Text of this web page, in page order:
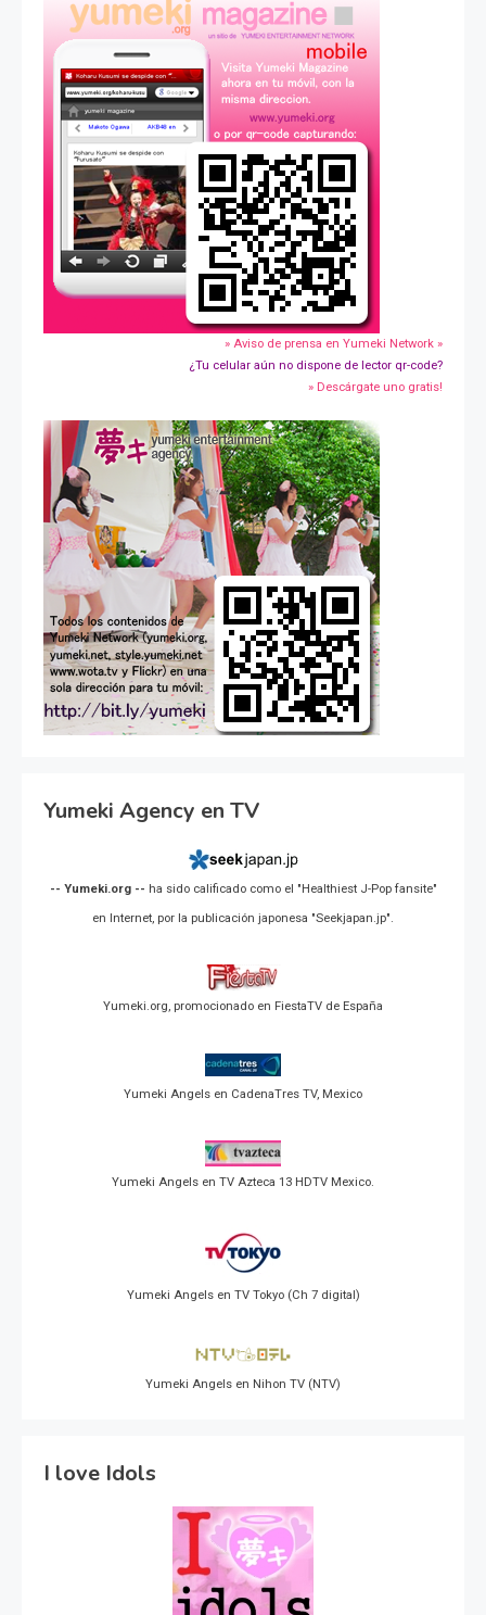
» Aviso de prensa en Yumeki Network »
¿Tu celular aún no dispone de lector qr-code?
» Descárgate uno gratis!
Yumeki Agency en TV
-- Yumeki.org -- ha sido calificado como el "Healthiest J-Pop fansite"
en Internet, por la publicación japonesa "Seekjapan.jp".
Yumeki.org, promocionado en FiestaTV de España
Yumeki Angels en CadenaTres TV, Mexico
Yumeki Angels en TV Azteca 13 HDTV Mexico.
Yumeki Angels en TV Tokyo (Ch 7 digital)
Yumeki Angels en Nihon TV (NTV)
I love Idols